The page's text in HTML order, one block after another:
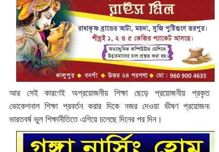
আর সেই কারণেই অপ্রয়োজনীয় শিক্ষা ছেড়ে প্রয়োজনীয় প্রকৃত
ভোকেশনাল শিক্ষা প্রবর্তন করার দিকে নজর দেওয়া ভীষণ প্রয়োজন৷
ভারতবর্ষ ভুল শিক্ষানীতিতে এগিয়ে চলেছে দিনের পর দিন।